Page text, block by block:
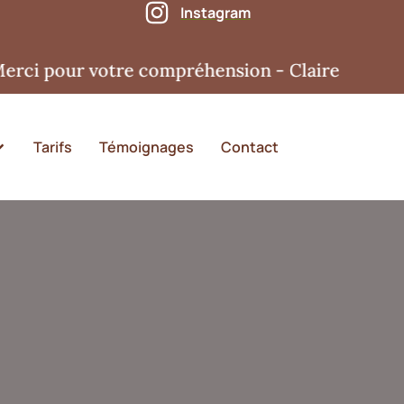
Instagram
compréhension - Claire
Tarifs Témoignages Contact